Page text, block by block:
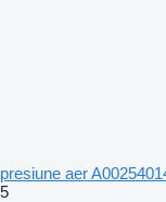
presiune aer
5